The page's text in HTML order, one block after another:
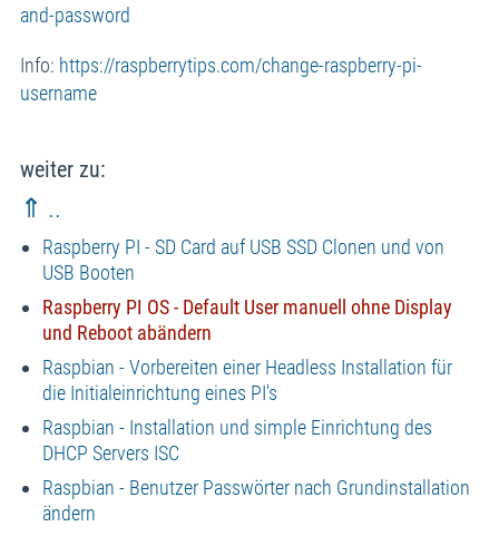
and-password
Info: https://raspberrytips.com/change-raspberry-pi-
username
weiter zu:
⇑ ..
Raspberry PI - SD Card auf USB SSD Clonen und von
USB Booten
Raspberry PI OS - Default User manuell ohne Display
und Reboot abändern
Raspbian - Vorbereiten einer Headless Installation für
die Initialeinrichtung eines PI's
Raspbian - Installation und simple Einrichtung des
DHCP Servers ISC
Raspbian - Benutzer Passwörter nach Grundinstallation
ändern